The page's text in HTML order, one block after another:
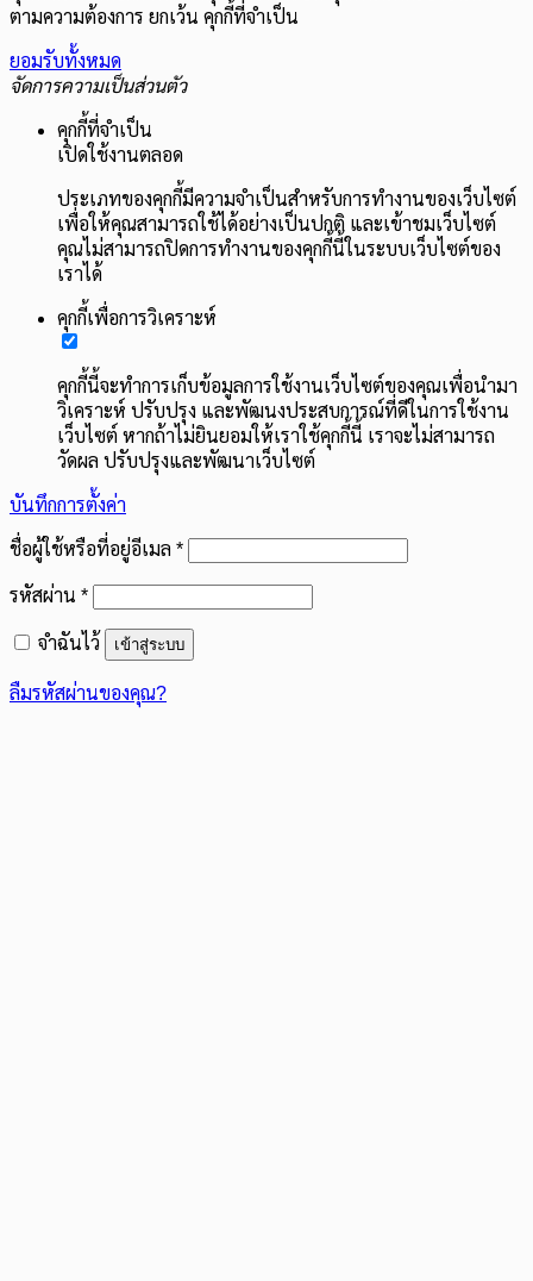
ตามความต้องการ ยกเว้น คุกกี้ที่จำเป็น
ยอมรับทั้งหมด
จัดการความเป็นส่วนตัว
คุกกี้ที่จำเป็น
เปิดใช้งานตลอด
ประเภทของคุกกี้มีความจำเป็นสำหรับการทำงานของเว็บไซต์
เพื่อให้คุณสามารถใช้ได้อย่างเป็นปกติ และเข้าชมเว็บไซต์
คุณไม่สามารถปิดการทำงานของคุกกี้นี้ในระบบเว็บไซต์ของ
เราได้
คุกกี้เพื่อการวิเคราะห์
คุกกี้นี้จะทำการเก็บข้อมูลการใช้งานเว็บไซต์ของคุณเพื่อนำมา
วิเคราะห์ ปรับปรุง และพัฒนงประสบการณ์ที่ดีในการใช้งาน
เว็บไซต์ หากถ้าไม่ยินยอมให้เราใช้คุกกี้นี้ เราจะไม่สามารถ
วัดผล ปรับปรุงและพัฒนาเว็บไซต์
บันทึกการตั้งค่า
ชื่อผู้ใช้หรือที่อยู่อีเมล *ต้องการ
รหัสผ่าน *ต้องการ
จำฉันไว้ เข้าสู่ระบบ
ลืมรหัสผ่านของคุณ?